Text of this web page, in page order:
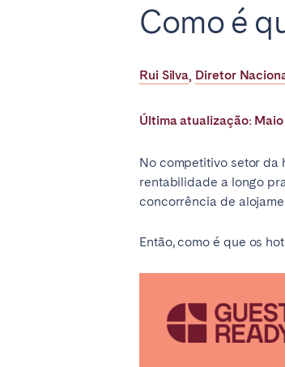
Como é
Rui Silva, Diretor
Última atualização:
No competitivo setor da
rentabilidade a longo
concorrência de
Então, como é que os
Cannes
Paris
IRELAND
Dublin
SAUDI
Riyadh
SPAIN